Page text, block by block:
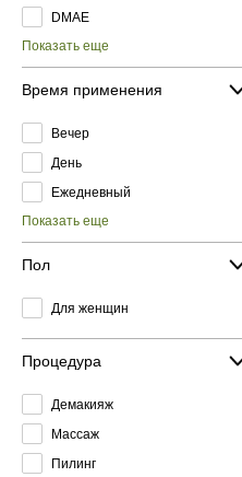
DMAE
Показать еще
Время применения
Вечер
День
Ежедневный
Показать еще
Пол
Для женщин
Процедура
Демакияж
Массаж
Пилинг